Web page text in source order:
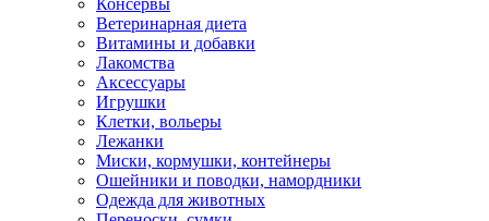
Консервы
Ветеринарная диета
Витамины и добавки
Лакомства
Аксессуары
Игрушки
Клетки, вольеры
Лежанки
Миски, кормушки, контейнеры
Ошейники и поводки, намордники
Одежда для животных